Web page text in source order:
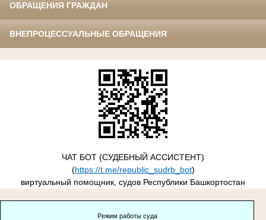
ОБРАЩЕНИЯ ГРАЖДАН
ВНЕПРОЦЕССУАЛЬНЫЕ ОБРАЩЕНИЯ
ЧАТ БОТ (СУДЕБНЫЙ АССИСТЕНТ)
(https://t.me/republic_sudrb_bot)
виртуальный помощник, судов Республики Башкортостан
Режим работы суда